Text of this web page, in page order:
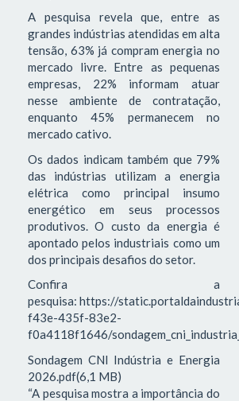
A pesquisa revela que, entre as
grandes indústrias atendidas em alta
tensão, 63% já compram energia no
mercado livre. Entre as pequenas
empresas, 22% informam atuar
nesse ambiente de contratação,
enquanto 45% permanecem no
mercado cativo.
Os dados indicam também que 79%
das indústrias utilizam a energia
elétrica como principal insumo
energético em seus processos
produtivos. O custo da energia é
apontado pelos industriais como um
dos principais desafios do setor.
Confira a
pesquisa: https://
f43e-435f-83e2-
f0a4118f1646/
Sondagem CNI Indústria e Energia
2026.pdf(6,1 MB)
“A pesquisa mostra a importância do